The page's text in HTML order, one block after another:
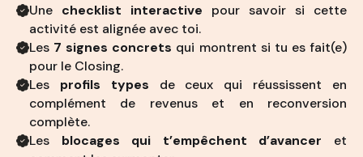
Une checklist interactive pour savoir si cette
activité est alignée avec toi.
Les 7 signes concrets qui montrent si tu es fait(e)
pour le Closing.
Les profils types de ceux qui réussissent en
complément de revenus et en reconversion
complète.
Les blocages qui t’empêchent d’avancer et